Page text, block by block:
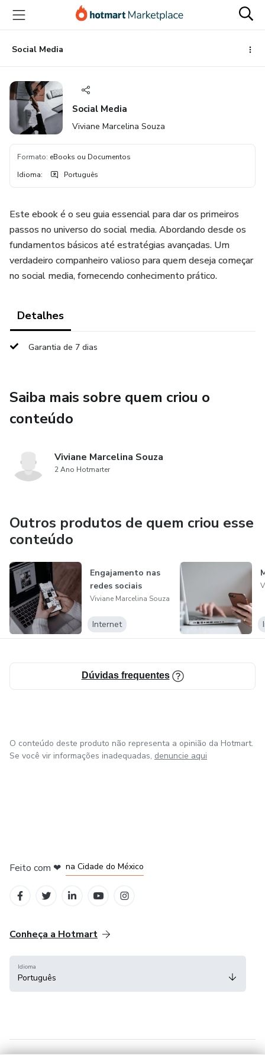
para
conteúdo
principal
para
pagamento
para
rodapé
Social Media
Social Media
Viviane Marcelina Souza
Formato: eBooks ou Documentos
Idioma: Português
Este ebook é o seu guia essencial para dar os primeiros
passos no universo do social media. Abordando desde os
fundamentos básicos até estratégias avançadas. Um
verdadeiro companheiro valioso para quem deseja começar
no social media, fornecendo conhecimento prático.
Detalhes
Garantia de 7 dias
Saiba mais sobre quem criou o
conteúdo
Viviane Marcelina Souza
2 Ano Hotmarter
Outros produtos de quem criou esse
conteúdo
Engajamento nas
redes sociais
Viviane Marcelina Souza
Internet
Dúvidas frequentes
O conteúdo deste produto não representa a opinião da Hotmart.
Se você vir informações inadequadas, denuncie aqui
Feito com ❤ na Cidade do México
Conheça a Hotmart
Idioma
Português